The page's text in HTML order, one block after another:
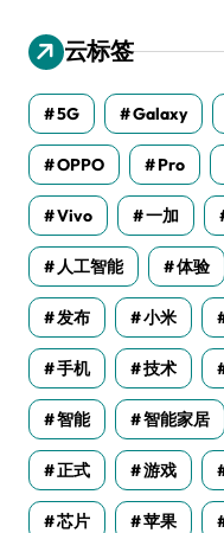
云标签
5G Galaxy
OPPO Pro
Vivo 一加
人工智能 体验
发布 小米
手机 技术
智能 智能家居
正式 游戏
芯片 苹果